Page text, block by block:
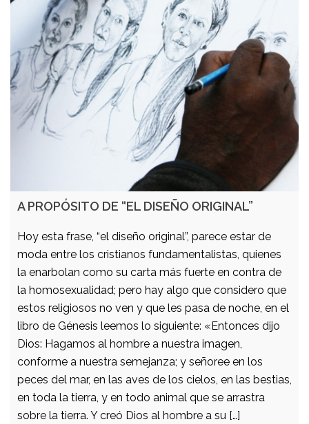
A PROPÓSITO DE “EL DISEÑO ORIGINAL”
Hoy esta frase, “el diseño original”, parece estar de
moda entre los cristianos fundamentalistas, quienes
la enarbolan como su carta más fuerte en contra de
la homosexualidad; pero hay algo que considero que
estos religiosos no ven y que les pasa de noche, en el
libro de Génesis leemos lo siguiente: «Entonces dijo
Dios: Hagamos al hombre a nuestra imagen,
conforme a nuestra semejanza; y señoree en los
peces del mar, en las aves de los cielos, en las bestias,
en toda la tierra, y en todo animal que se arrastra
sobre la tierra. Y creó Dios al hombre a su […]